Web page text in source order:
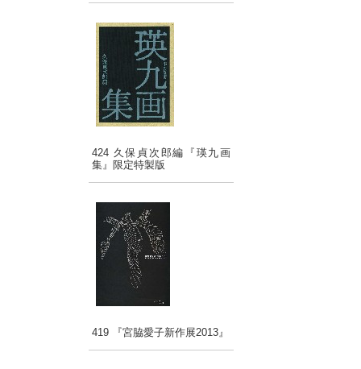
424 久保貞次郎編『瑛九画
集』限定特製版
419 『宮脇愛子新作展2013』